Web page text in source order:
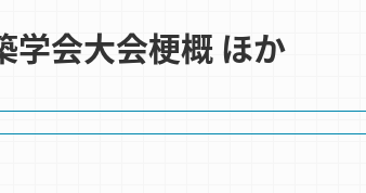
学会大会梗概 ほか